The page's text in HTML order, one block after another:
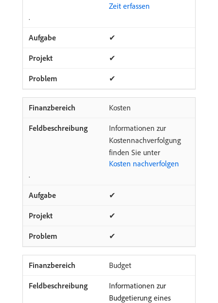
Zeit erfassen
.
✔
✔
✔
Kosten
Informationen zur
Kostennachverfolgung
finden Sie unter
Kosten nachverfolgen
.
✔
✔
✔
Budget
Informationen zur
Budgetierung eines